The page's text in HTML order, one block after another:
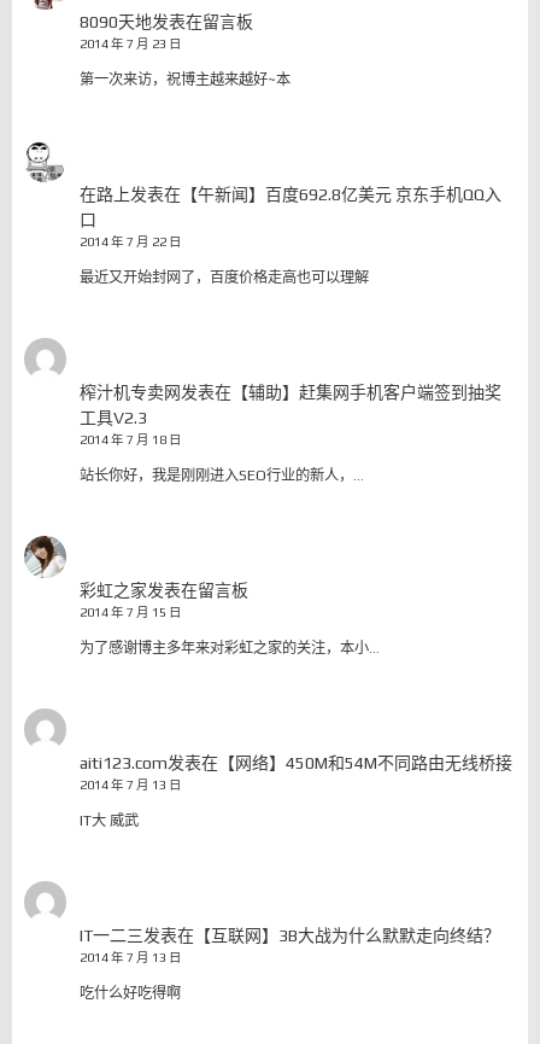
8090天地发表在留言板
2014 年 7 月 23 日
第一次来访，祝博主越来越好~本
在路上发表在【午新闻】百度692.8亿美元 京东手机QQ入
口
2014 年 7 月 22 日
最近又开始封网了，百度价格走高也可以理解
榨汁机专卖网发表在【辅助】赶集网手机客户端签到抽奖
工具V2.3
2014 年 7 月 18 日
站长你好，我是刚刚进入SEO行业的新人，…
彩虹之家发表在留言板
2014 年 7 月 15 日
为了感谢博主多年来对彩虹之家的关注，本小…
aiti123.com发表在【网络】450M和54M不同路由无线桥接
2014 年 7 月 13 日
IT大 威武
IT一二三发表在【互联网】3B大战为什么默默走向终结？
2014 年 7 月 13 日
吃什么好吃得啊